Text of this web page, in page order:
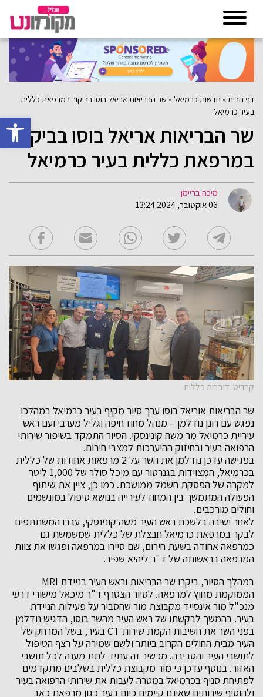
פתח
דף הבית » חדשות כרמיאל » שר הבריאות אריאל בוסו בביקור במרפאת כללית
בעיר כרמיאל
שר הבריאות אריאל בוסו בביקור
במרפאת כללית בעיר כרמיאל
מיכה בריימן
06 אוקטובר, 2024 13:24
קרדיט: דוברות כללית
שר הבריאות אוריאל בוסו ערך סיור מקיף בעיר כרמיאל במהלכו
נפגש עם רונן נודלמן – מנהל מחוז חיפה וגליל מערבי ועם ראש
עיריית כרמיאל מר משה קונינסקי. הסיור התמקד בשיפור שירותי
הרפואה בעיר ובחיזוק ההיערכות למצבי חירום.
בפגישה עדכן נודלמן את השר על 2 מרפאות אחודות של כללית
בכרמיאל, המצוידות בגנרטור עם מיכל סולר של 1,000 ליטר
למקרה של הפסקת חשמל ממושכת. כמו כן, ציין את שיתוף
הפעולה המתמשך בין המחוז לעירייה בנושא טיפול במונשמים
וחולים מורכבים.
לאחר ישיבה בלשכת ראש העיר משה קונינסקי, עברו המשתתפים
לבקר במרפאת כרמיאל חבצלת של כללית שמשמשת גם
כמרפאה אחודה בשעת חירום, שם סיירו במרפאה ופגשו את צוות
המרפאה בראשותה של ד"ר ליהיא שפיר.
במהלך הסיור, ביקרו שר הבריאות וראש העיר בניידת MRI
הממוקמת מחוץ למרפאה. לסיור הצטרף ד"ר מיכאל מישורי דרעי
מנכ"ל מור אינסייד מקבוצת מור שהסביר על פעילות הניידת
בעיר. בהמשך לבקשתו של ראש העיר מהשר בוסו, הדגיש נודלמן
בפני השר את חשיבות הקמת שירות CT בעיר, בשל המרחק של
העיר מבית החולים הקרוב ביותר ולשם שמירה על רצף הטיפול
לתושבי העיר והסביבה. מכשיר זה עתיד לתת מענה לכל תושבי
האזור. בנוסף עדכן כי מור מקבוצת כללית בשלבים מתקדמים
לפתיחת סניף בכרמיאל במטרה לעבות את שירותי הרפואה בעיר
ולהוסיף שירותים שאינם קיימים כיום בעיר כגון מרפאת כאב